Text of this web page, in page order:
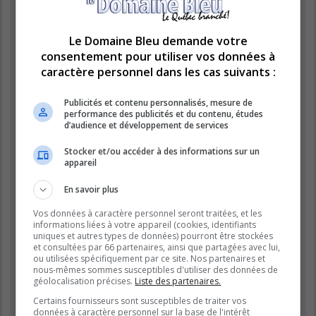
responsable des conditions suivantes. Si vous n’acceptez pas d’être
légalement responsable de toutes les conditions suivantes, veuillez ne
pas utiliser et accéder à « LE DOMAINE BLEU ». Nous pouvons modifier
ces conditions à n’importe quel moment et nous essaierons de vous
informer de ces modifications, bien que nous vous conseillons de vérifier
régulièrement par vous-même. En effet, si vous continuez à participer à
mises à jour.
Nos forums sont développés par phpBB (désignés ci-après par « logiciel
phpBB » et « phpBB Limited ») qui est un logiciel de forum de discussions
déclaré sous la «licence publique générale GNU 2.0
» et qui peut être
téléchargé surle site de phpBB
seul but de faciliter les discussions sur internet et phpBB Limited ne peut
en aucun cas être tenu comme responsable de la conduite et du contenu
d’informations concernant phpBB, veuillez consulterle site de phpBB
(en anglais).
Vous acceptez de ne publier aucun contenu à caractère abusif, obscène,
vulgaire, diffamatoire, choquant, menaçant, pornographique, etc. qui
pourrait transgresser la législation de votre pays, du pays dans lequel le
serveur de « LE DOMAINE BLEU » est hébergé ou encore la loi
internationale. Si vous ne respectez pas ces dispositions, vous vous
exposez à un bannissement immédiat et définitif et nous nous réservons
Le Domaine Bleu demande votre
consentement pour utiliser vos données à
caractère personnel dans les cas suivants :
Publicités et contenu personnalisés, mesure de
performance des publicités et du contenu, études
d’audience et développement de services
Stocker et/ou accéder à des informations sur un
appareil
En savoir plus
Vos données à caractère personnel seront traitées, et les
informations liées à votre appareil (cookies, identifiants
uniques et autres types de données) pourront être stockées
et consultées par 66 partenaires, ainsi que partagées avec lui,
ou utilisées spécifiquement par ce site. Nos partenaires et
nous-mêmes sommes susceptibles d'utiliser des données de
géolocalisation précises. Liste des partenaires.
Certains fournisseurs sont susceptibles de traiter vos
données à caractère personnel sur la base de l'intérêt